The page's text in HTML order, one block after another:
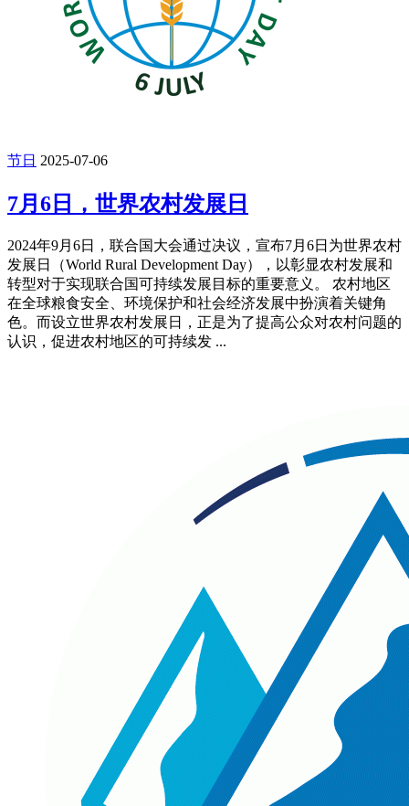
节日 2025-07-06
7月6日，世界农村发展日
2024年9月6日，联合国大会通过决议，宣布7月6日为世界农村
发展日（World Rural Development Day），以彰显农村发展和
转型对于实现联合国可持续发展目标的重要意义。 农村地区
在全球粮食安全、环境保护和社会经济发展中扮演着关键角
色。而设立世界农村发展日，正是为了提高公众对农村问题的
认识，促进农村地区的可持续发 ...